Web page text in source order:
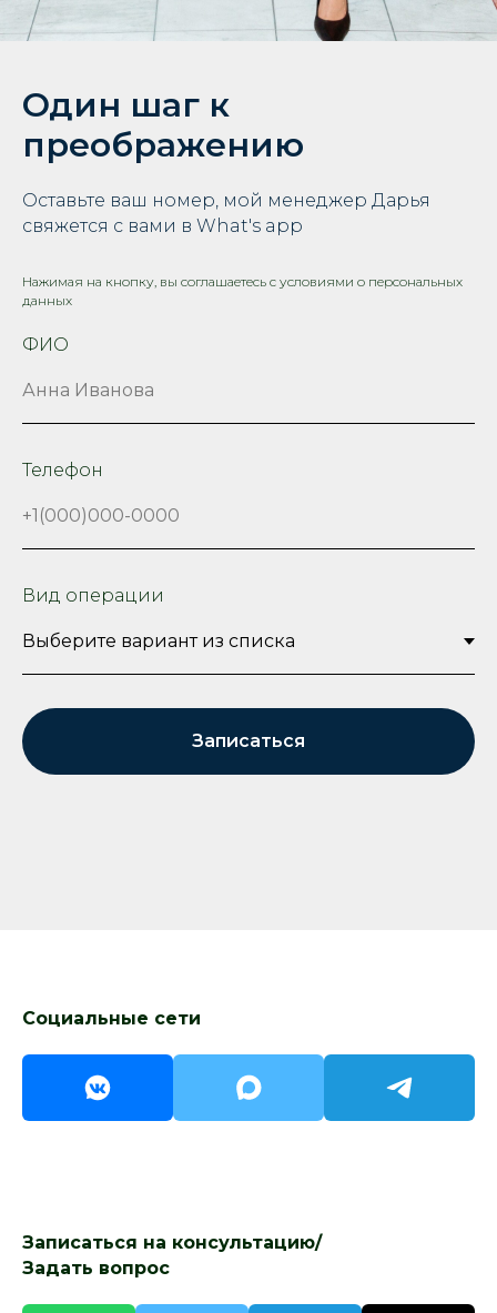
Один шаг к
преображению
Оставьте ваш номер, мой менеджер Дарья
свяжется с вами в What's app
Нажимая на кнопку, вы соглашаетесь с условиями о персональных
данных
ФИО
Телефон
Вид операции
Записаться
Социальные сети
Записаться на консультацию/
Задать вопрос